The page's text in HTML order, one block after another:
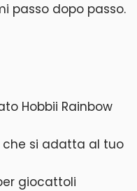
passo dopo passo.
Hobbii Rainbow
che si adatta al tuo
giocattoli